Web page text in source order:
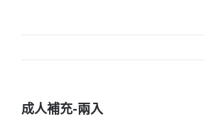
成人補充-兩入